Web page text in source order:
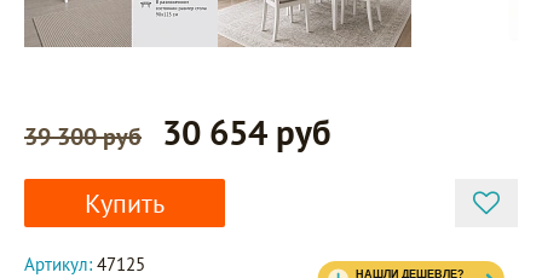
39 300 руб 30 654 руб
Купить
Артикул: 47125